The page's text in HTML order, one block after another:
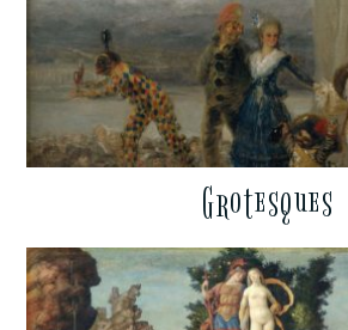
Grotesques